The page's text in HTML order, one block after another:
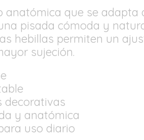
anatómica que se adapta
pisada cómoda y
hebillas permiten un
sujeción.
decorativas
y anatómica
uso diario